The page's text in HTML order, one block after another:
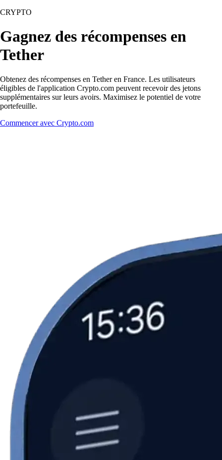
CRYPTO
Gagnez des récompenses en
Tether
Obtenez des récompenses en Tether en France. Les utilisateurs
éligibles de l'application Crypto.com peuvent recevoir des jetons
supplémentaires sur leurs avoirs. Maximisez le potentiel de votre
portefeuille.
Commencer avec Crypto.com